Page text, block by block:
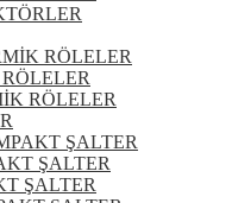
RÖLELER
RÖLELER
ŞALTER
ŞALTER
ŞALTER